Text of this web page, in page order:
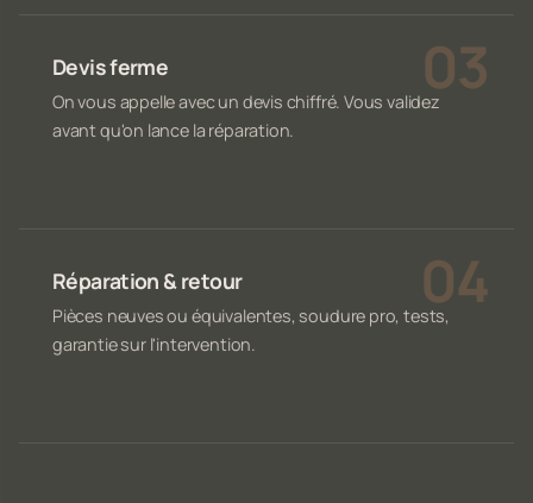
Devis ferme
On vous appelle avec un devis chiffré. Vous validez
avant qu'on lance la réparation.
Réparation & retour
Pièces neuves ou équivalentes, soudure pro, tests,
garantie sur l'intervention.